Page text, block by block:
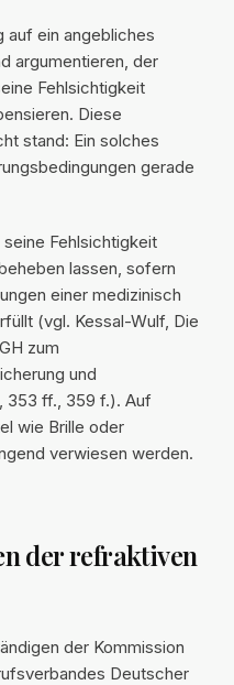
auf ein angebliches
argumentieren, der
Fehlsichtigkeit
Diese
stand: Ein solches
gerade
Fehlsichtigkeit
lassen, sofern
einer medizinisch
(vgl. Kessal-Wulf, Die
zum
und
353 ff., 359 f.). Auf
wie Brille oder
verwiesen werden.
der refraktiven
der Kommission
Deutscher